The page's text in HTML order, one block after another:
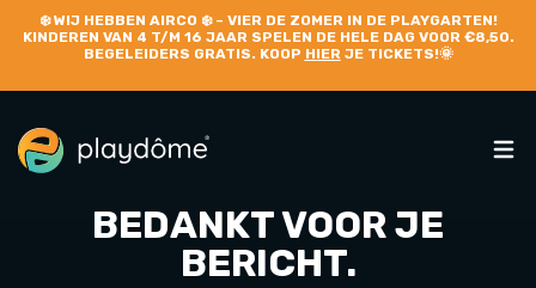
❄️WIJ HEBBEN AIRCO ❄️ – VIER DE ZOMER IN DE PLAYGARTEN!
KINDEREN VAN 4 T/M 16 JAAR SPELEN DE HELE DAG VOOR €8,50.
BEGELEIDERS GRATIS. KOOP HIERJE TICKETS!🌞
BEDANKT VOOR JE
BERICHT.